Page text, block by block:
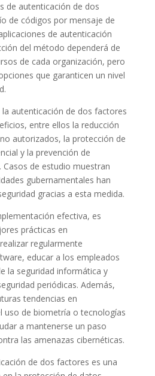
de autenticación de dos
de códigos por mensaje de
de autenticación
del método dependerá de
de cada organización, pero
que garanticen un nivel
autenticación de dos factores
entre ellos la reducción
autorizados, la protección de
y la prevención de
de estudio muestran
gubernamentales han
gracias a esta medida.
efectiva, es
prácticas en
regularmente
educar a los empleados
la seguridad informática y
periódicas. Además,
tendencias en
uso de biometría o tecnologías
a mantenerse un paso
las amenazas cibernéticas.
de dos factores es una